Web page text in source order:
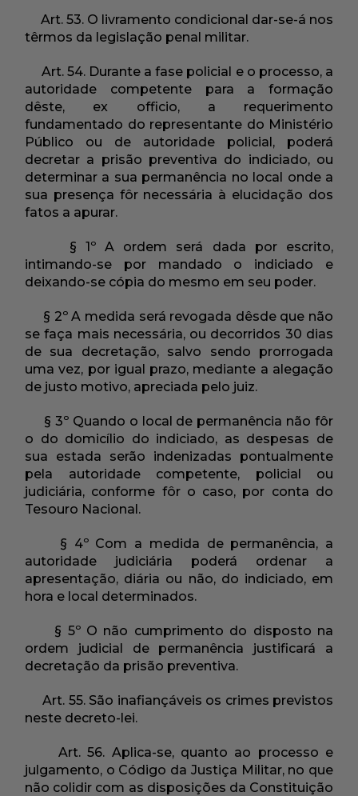
Art. 53. O livramento condicional dar-se-á nos
têrmos da legislação penal militar.
Art. 54. Durante a fase policial e o processo, a
autoridade competente para a formação
dêste, ex officio, a requerimento
fundamentado do representante do Ministério
Público ou de autoridade policial, poderá
decretar a prisão preventiva do indiciado, ou
determinar a sua permanência no local onde a
sua presença fôr necessária à elucidação dos
fatos a apurar.
§ 1º A ordem será dada por escrito,
intimando-se por mandado o indiciado e
deixando-se cópia do mesmo em seu poder.
§ 2º A medida será revogada dêsde que não
se faça mais necessária, ou decorridos 30 dias
de sua decretação, salvo sendo prorrogada
uma vez, por igual prazo, mediante a alegação
de justo motivo, apreciada pelo juiz.
§ 3º Quando o local de permanência não fôr
o do domicílio do indiciado, as despesas de
sua estada serão indenizadas pontualmente
pela autoridade competente, policial ou
judiciária, conforme fôr o caso, por conta do
Tesouro Nacional.
§ 4º Com a medida de permanência, a
autoridade judiciária poderá ordenar a
apresentação, diária ou não, do indiciado, em
hora e local determinados.
§ 5º O não cumprimento do disposto na
ordem judicial de permanência justificará a
decretação da prisão preventiva.
Art. 55. São inafiançáveis os crimes previstos
neste decreto-lei.
Art. 56. Aplica-se, quanto ao processo e
julgamento, o Código da Justiça Militar, no que
não colidir com as disposições da Constituição